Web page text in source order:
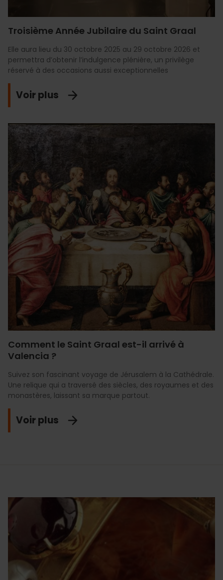
Troisième Année Jubilaire du Saint Graal
Elle aura lieu du 30 octobre 2025 au 29 octobre 2026 et
permettra d’obtenir l’indulgence plénière, un privilège
réservé à des occasions aussi exceptionnelles
Voir plus
Comment le Saint Graal est-il arrivé à
Valencia ?
Suivez son fascinant voyage de Jérusalem à la Cathédrale.
Une relique qui a traversé des siècles, des royaumes et des
monastères, laissant sa marque partout.
Voir plus